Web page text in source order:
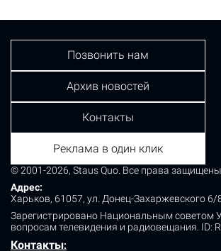
© 2001-2026, Staus Quo. Все права защищены.
Адрес:
Харьков, 61057, ул. Донец-Захаржевского 6/
Зарегистрировано Национальным советом
вопросам телевидения и радиовещания. ID:
Контакты:
Позвонить нам
Архив новостей
Контакты
Реклама в один клик